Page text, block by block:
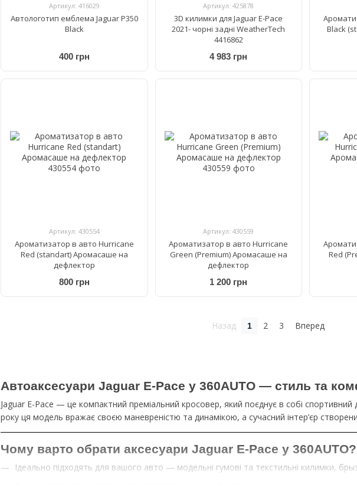
Артикул: 416029
Автологотип емблема Jaguar P350
Black
400 грн
Артикул: 425878
3D килимки для Jaguar E-Pace
2021- чорні задні WeatherTech
4416862
4 983 грн
Black
Артикул: 430554
Ароматизатор в авто Hurricane
Red (standart) Аромасаше на
дефлектор
800 грн
Артикул: 430559
Ароматизатор в авто Hurricane
Green (Premium) Аромасаше на
дефлектор
1 200 грн
Red
Назад 1 2 3 Вперед
Автоаксесуари Jaguar E-Pace у 360AUTO — стиль та
Jaguar E-Pace — це компактний преміальний кросовер, який поєднує в собі
року ця модель вражає своєю маневреністю та динамікою, а сучасний інтер’єр
Чому варто обрати аксесуари Jaguar E-Pace у 360AUTO?
Ідеально підходять для вашого авто — модельні гумові та текстильні килимки,